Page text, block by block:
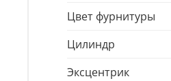
Цвет фурнитуры
Цилиндр
Эксцентрик